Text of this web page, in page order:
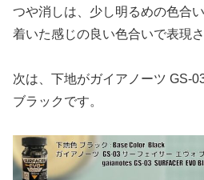
つや消しは、少し明るめの色合
着いた感じの良い色合いで表現
次は、下地がガイアノーツ GS-
ブラックです。